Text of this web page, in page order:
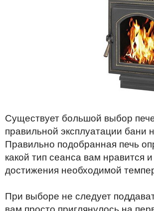
Существует большой выбор
правильной эксплуатации бани
Правильно подобранная печь
какой тип сеанса вам нравится и
достижения необходимой
При выборе не следует